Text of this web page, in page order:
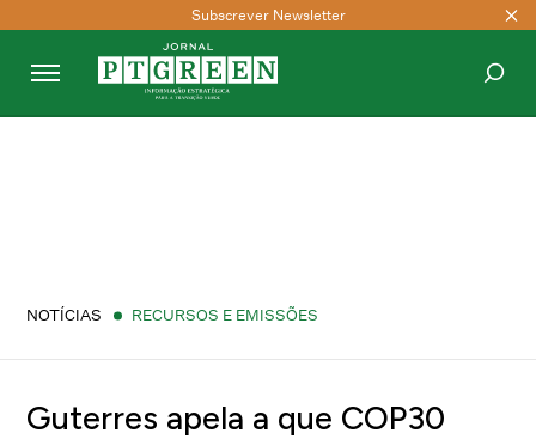
Subscrever Newsletter
NOTÍCIAS RECURSOS E EMISSÕES
Guterres apela a que COP30